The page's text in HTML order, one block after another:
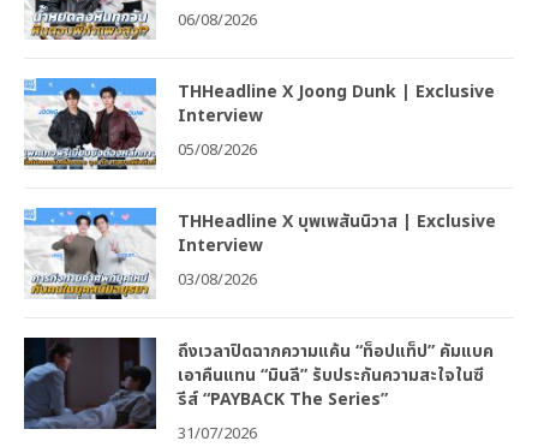
06/08/2026
THHeadline X Joong Dunk | Exclusive
Interview
05/08/2026
THHeadline X บุพเพสันนิวาส | Exclusive
Interview
03/08/2026
ถึงเวลาปิดฉากความแค้น “ท็อปแท็ป” คัมแบค
เอาคืนแทน “มินลี” รับประกันความสะใจในซี
รีส์ “PAYBACK The Series”
31/07/2026